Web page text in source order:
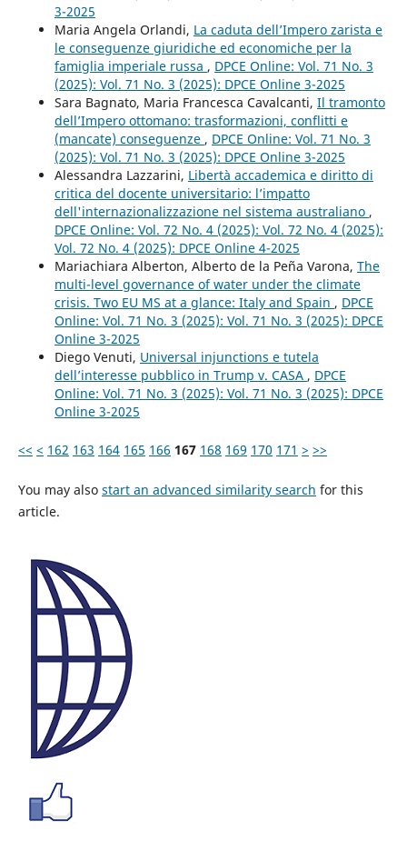
3-2025
Maria Angela Orlandi, La caduta dell’Impero zarista e
le conseguenze giuridiche ed economiche per la
famiglia imperiale russa , DPCE Online: Vol. 71 No. 3
(2025): Vol. 71 No. 3 (2025): DPCE Online 3-2025
Sara Bagnato, Maria Francesca Cavalcanti, Il tramonto
dell’Impero ottomano: trasformazioni, conflitti e
(mancate) conseguenze , DPCE Online: Vol. 71 No. 3
(2025): Vol. 71 No. 3 (2025): DPCE Online 3-2025
Alessandra Lazzarini, Libertà accademica e diritto di
critica del docente universitario: l’impatto
dell'internazionalizzazione nel sistema australiano ,
DPCE Online: Vol. 72 No. 4 (2025): Vol. 72 No. 4 (2025):
Vol. 72 No. 4 (2025): DPCE Online 4-2025
Mariachiara Alberton, Alberto de la Peña Varona, The
multi-level governance of water under the climate
crisis. Two EU MS at a glance: Italy and Spain , DPCE
Online: Vol. 71 No. 3 (2025): Vol. 71 No. 3 (2025): DPCE
Online 3-2025
Diego Venuti, Universal injunctions e tutela
dell’interesse pubblico in Trump v. CASA , DPCE
Online: Vol. 71 No. 3 (2025): Vol. 71 No. 3 (2025): DPCE
Online 3-2025
<< < 162 163 164 165 166 167 168 169 170 171 > >>
You may also start an advanced similarity search for this
article.